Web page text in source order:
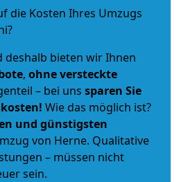
die Kosten Ihres Umzugs
deshalb bieten wir Ihnen
, ohne versteckte
– bei uns sparen Sie
Wie das möglich ist?
und günstigsten
von Herne. Qualitative
– müssen nicht
sein.